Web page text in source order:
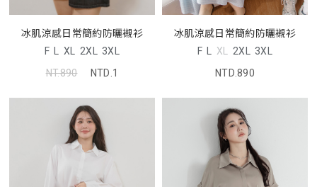
冰肌涼感日常簡約防曬襯衫
F L XL 2XL 3XL
NT.890
NTD.1
冰肌涼感日常簡約防曬襯衫
F L XL 2XL 3XL
NTD.890